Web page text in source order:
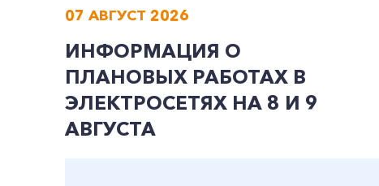
07 АВГУСТ 2026
ИНФОРМАЦИЯ О
ПЛАНОВЫХ РАБОТАХ В
ЭЛЕКТРОСЕТЯХ НА 8 И 9
АВГУСТА